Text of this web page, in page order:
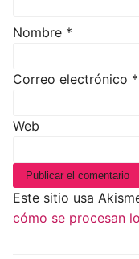
Nombre *
Correo electrónico *
Web
Este sitio usa
cómo se procesan